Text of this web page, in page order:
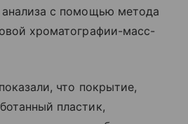
с помощью метода
хроматографии-масс-
что покрытие,
пластик,